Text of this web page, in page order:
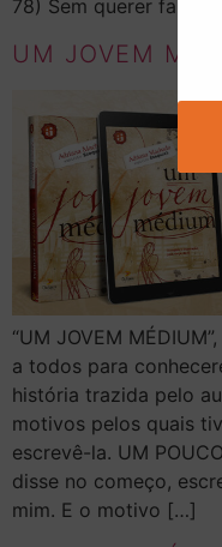
78) Sem querer fazer
UM JOVEM
“UM JOVEM
a todos para
história trazida pelo
motivos pelos quais
escrevê-la. UM
disse no começo,
mim. E o motivo […]